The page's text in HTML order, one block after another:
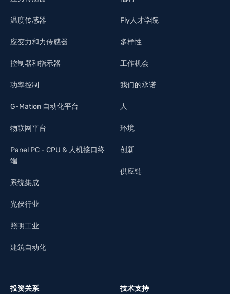
温度传感器
应变力和力传感器
控制器和指示器
功率控制
G-Mation 自动化平台
物联网平台
Panel PC - CPU & 人机接口终
端
系统集成
光伏行业
照明工业
建筑自动化
Fly人才学院
多样性
工作机会
我们的承诺
人
环境
创新
供应链
投资关系 技术支持